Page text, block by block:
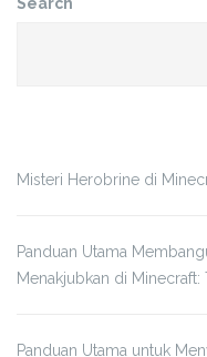
Misteri Herobrine di
Panduan Utama
Menakjubkan di Minecraft:
Panduan Utama untuk